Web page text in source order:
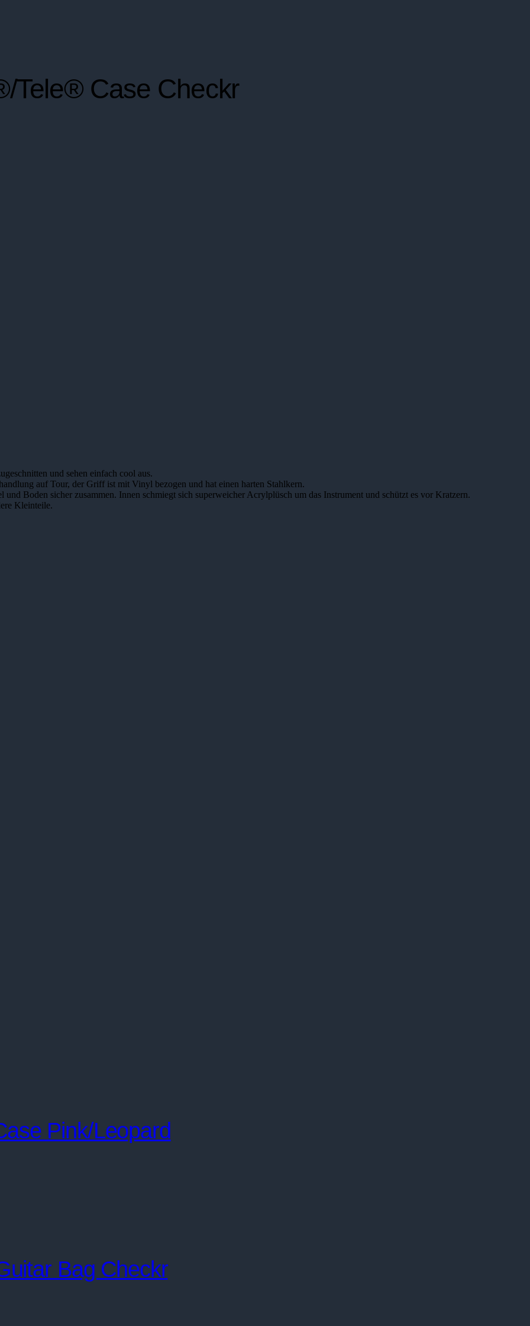
Tele® Case Checkr
und sehen einfach cool aus.
auf Tour, der Griff ist mit Vinyl bezogen und hat einen harten Stahlkern.
Boden sicher zusammen. Innen schmiegt sich superweicher Acrylplüsch um das Instrument und schützt es vor Kratzern.
Kleinteile.
Pink/Leopard
Bag Checkr